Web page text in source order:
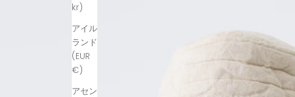
kr)
アイル
ランド
(EUR
€)
アセン